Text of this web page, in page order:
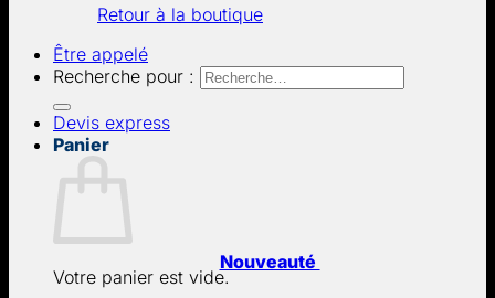
Retour à la boutique
Être appelé
Recherche pour :
Devis express
Panier
Votre panier est vide.
Nouveauté